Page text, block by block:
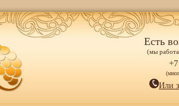
Есть
(мы
Или